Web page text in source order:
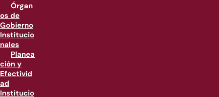
Órgan
os de
Gobierno
Institucio
nales
Planea
ción y
Efectivid
ad
Institucio